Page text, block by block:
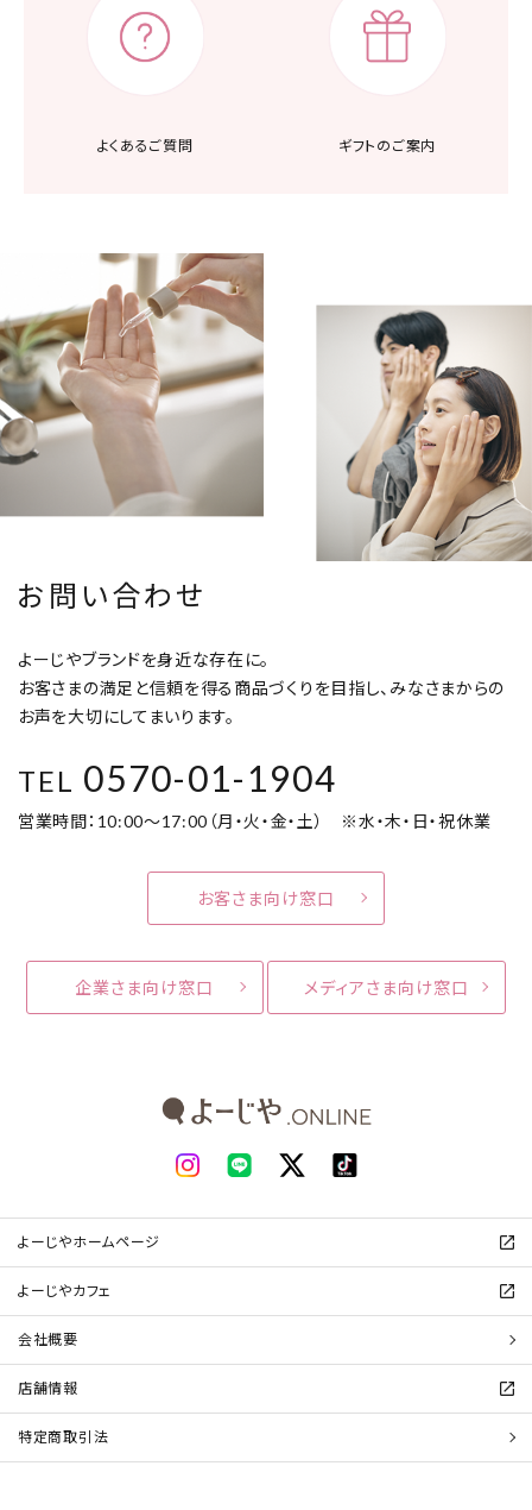
よくあるご質問 ギフトのご案内
お問い合わせ
よーじやブランドを身近な存在に。
お客さまの満足と信頼を得る商品づくりを目指し、みなさまからの
お声を大切にしてまいります。
TEL 0570-01-1904
営業時間：10:00～17:00（月・火・金・土） ※水・木・日・祝休業
お客さま向け窓口
企業さま向け窓口 メディアさま向け窓口
よーじやホームページ
よーじやカフェ
会社概要
店舗情報
特定商取引法